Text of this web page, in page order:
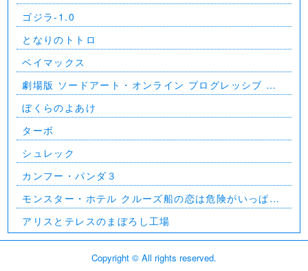
ゴジラ-1.0
となりのトトロ
ベイマックス
劇場版 ソードアート・オンライン プログレッシブ 星
なき夜のアリア
ぼくらのよあけ
ターボ
シュレック
カンフー・パンダ３
モンスター・ホテル クルーズ船の恋は危険がいっぱ
い？！
アリスとテレスのまぼろし工場
Copyright © All rights reserved.